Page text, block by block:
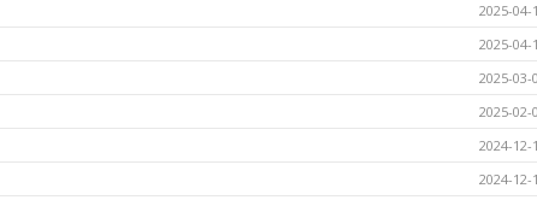
2025-04-
2025-04-
2025-03-
2025-02-
2024-12-
2024-12-